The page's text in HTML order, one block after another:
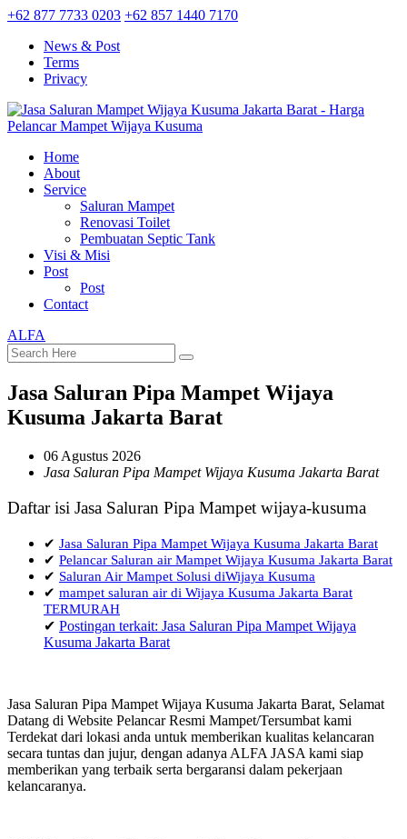
+62 877 7733 0203 +62 857 1440 7170
News & Post
Terms
Privacy
Home
About
Service
Saluran Mampet
Renovasi Toilet
Pembuatan Septic Tank
Visi & Misi
Post
Post
Contact
ALFA
Jasa Saluran Pipa Mampet Wijaya
Kusuma Jakarta Barat
06 Agustus 2026
Jasa Saluran Pipa Mampet Wijaya Kusuma Jakarta Barat
Daftar isi Jasa Saluran Pipa Mampet wijaya-kusuma
✔ Jasa Saluran Pipa Mampet Wijaya Kusuma Jakarta Barat
✔ Pelancar Saluran air Mampet Wijaya Kusuma Jakarta Barat
✔ Saluran Air Mampet Solusi diWijaya Kusuma
✔ mampet saluran air di Wijaya Kusuma Jakarta Barat
TERMURAH
✔ Postingan terkait: Jasa Saluran Pipa Mampet Wijaya
Kusuma Jakarta Barat
Jasa Saluran Pipa Mampet Wijaya Kusuma Jakarta Barat, Selamat
Datang di Website Pelancar Resmi Mampet/Tersumbat kami
Terdekat dari lokasi anda untuk memberikan kualitas kelancaran
secara tuntas dan jujur, dengan adanya ALFA JASA kami siap
memberikan yang terbaik serta bergaransi dalam pekerjaan
kelancaranya.